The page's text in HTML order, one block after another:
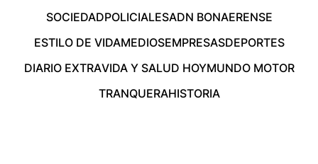
SOCIEDADPOLICIALESADN BONAERENSE
ESTILO DE VIDAMEDIOSEMPRESASDEPORTES
DIARIO EXTRAVIDA Y SALUD HOYMUNDO MOTOR
TRANQUERAHISTORIA